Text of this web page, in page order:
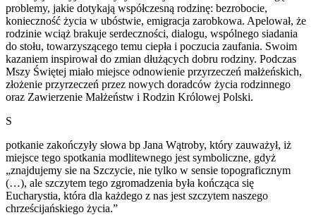
problemy, jakie dotykają współczesną rodzinę: bezrobocie,
konieczność życia w ubóstwie, emigracja zarobkowa. Apelował, że
rodzinie wciąż brakuje serdeczności, dialogu, wspólnego siadania
do stołu, towarzyszącego temu ciepła i poczucia zaufania. Swoim
kazaniem inspirował do zmian dłużących dobru rodziny. Podczas
Mszy Świętej miało miejsce odnowienie przyrzeczeń małżeńskich,
złożenie przyrzeczeń przez nowych doradców życia rodzinnego
oraz Zawierzenie Małżeństw i Rodzin Królowej Polski.
S
potkanie zakończyły słowa bp Jana Wątroby, który zauważył, iż
miejsce tego spotkania modlitewnego jest symboliczne, gdyż
„znajdujemy sie na Szczycie, nie tylko w sensie topograficznym
(…), ale szczytem tego zgromadzenia była kończąca się
Eucharystia, która dla każdego z nas jest szczytem naszego
chrześcijańskiego życia.”